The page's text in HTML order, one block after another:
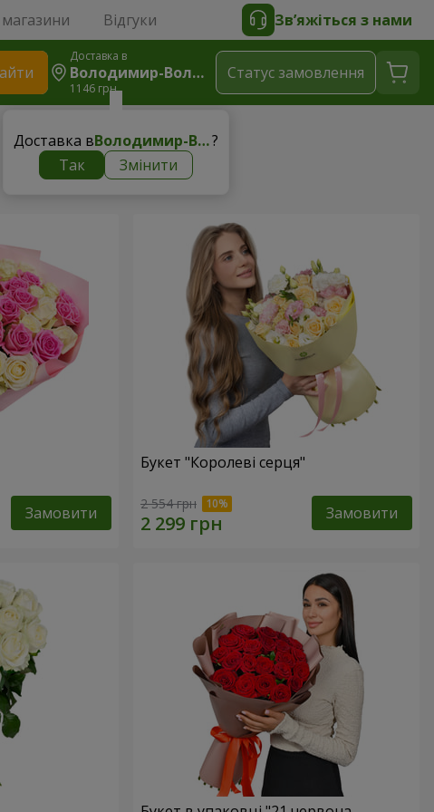
Відгуки Зв’яжіться з нами
Доставка в
Володимир-Волинський
1146 грн
Доставка в Володимир-Волинський?
Так
Змінити
Статус замовлення
Замовити
Букет "Королеві серця"
2 554 грн Замовити